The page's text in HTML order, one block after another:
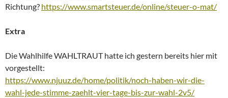
Richtung? https://www.smartsteuer.de/online/steuer-o-mat/
Extra
Die Wahlhilfe WAHLTRAUT hatte ich gestern bereits hier mit
vorgestellt:
https://www.njuuz.de/home/politik/noch-haben-wir-die-
wahl-jede-stimme-zaehlt-vier-tage-bis-zur-wahl-2v5/